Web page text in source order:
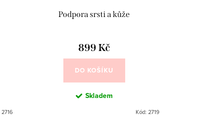
2716
Podpora srsti a kůže
899 Kč
DO KOŠÍKU
Skladem
Kód: 2719